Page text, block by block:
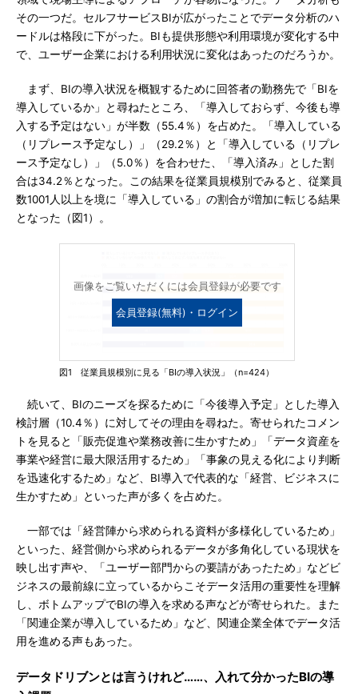
その一つだ。セルフサービスBIが広がったことでデータ分析のハ
ードルは格段に下がった。BIも提供形態や利用環境が変化する中
で、ユーザー企業における利用状況に変化はあったのだろうか。
まず、BIの導入状況を概観するために回答者の勤務先で「BIを
導入しているか」と尋ねたところ、「導入しておらず、今後も導
入する予定はない」が半数（55.4％）を占めた。「導入している
（リプレース予定なし）」（29.2％）と「導入している（リプレ
ース予定なし）」（5.0％）を合わせた、「導入済み」とした割
合は34.2％となった。この結果を従業員規模別でみると、従業員
数1001人以上を境に「導入している」の割合が増加に転じる結果
となった（図1）。
画像をご覧いただくには会員登録が必要です
会員登録(無料)・ログイン
図1 従業員規模別に見る「BIの導入状況」（n=424）
続いて、BIのニーズを探るために「今後導入予定」とした導入
検討層（10.4％）に対してその理由を尋ねた。寄せられたコメン
トを見ると「販売促進や業務改善に生かすため」「データ資産を
事業や経営に最大限活用するため」「事象の見える化により判断
を迅速化するため」など、BI導入で代表的な「経営、ビジネスに
生かすため」といった声が多くを占めた。
一部では「経営陣から求められる資料が多様化しているため」
といった、経営側から求められるデータが多角化している現状を
映し出す声や、「ユーザー部門からの要請があったため」などビ
ジネスの最前線に立っているからこそデータ活用の重要性を理解
し、ボトムアップでBIの導入を求める声などが寄せられた。また
「関連企業が導入しているため」など、関連企業全体でデータ活
用を進める声もあった。
データドリブンとは言うけれど……、入れて分かったBIの導